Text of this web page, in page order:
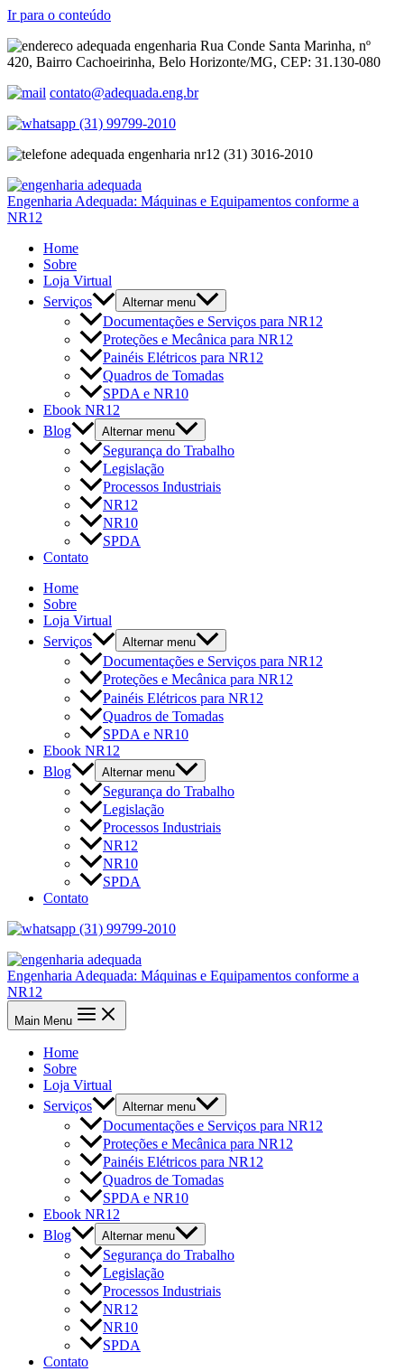
Ir para o conteúdo
Rua Conde Santa Marinha, nº
420, Bairro Cachoeirinha, Belo Horizonte/MG, CEP: 31.130-080
contato@adequada.eng.br
(31) 99799-2010
(31) 3016-2010
Engenharia Adequada: Máquinas e Equipamentos conforme a
NR12
Home
Sobre
Loja Virtual
Serviços
Alternar menu
Documentações e Serviços para NR12
Proteções e Mecânica para NR12
Painéis Elétricos para NR12
Quadros de Tomadas
SPDA e NR10
Ebook NR12
Blog
Alternar menu
Segurança do Trabalho
Legislação
Processos Industriais
NR12
NR10
SPDA
Contato
Home
Sobre
Loja Virtual
Serviços
Alternar menu
Documentações e Serviços para NR12
Proteções e Mecânica para NR12
Painéis Elétricos para NR12
Quadros de Tomadas
SPDA e NR10
Ebook NR12
Blog
Alternar menu
Segurança do Trabalho
Legislação
Processos Industriais
NR12
NR10
SPDA
Contato
(31) 99799-2010
Engenharia Adequada: Máquinas e Equipamentos conforme a
NR12
Main Menu
Home
Sobre
Loja Virtual
Serviços
Alternar menu
Documentações e Serviços para NR12
Proteções e Mecânica para NR12
Painéis Elétricos para NR12
Quadros de Tomadas
SPDA e NR10
Ebook NR12
Blog
Alternar menu
Segurança do Trabalho
Legislação
Processos Industriais
NR12
NR10
SPDA
Contato